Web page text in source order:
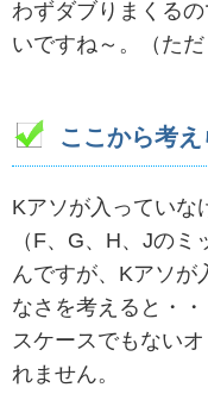
わずダブりまくる
いですね～。（た
ここから考
Kアソが入っていな
（F、G、H、Jの
んですが、Kアソが
なさを考えると・
スケースでもない
れません。